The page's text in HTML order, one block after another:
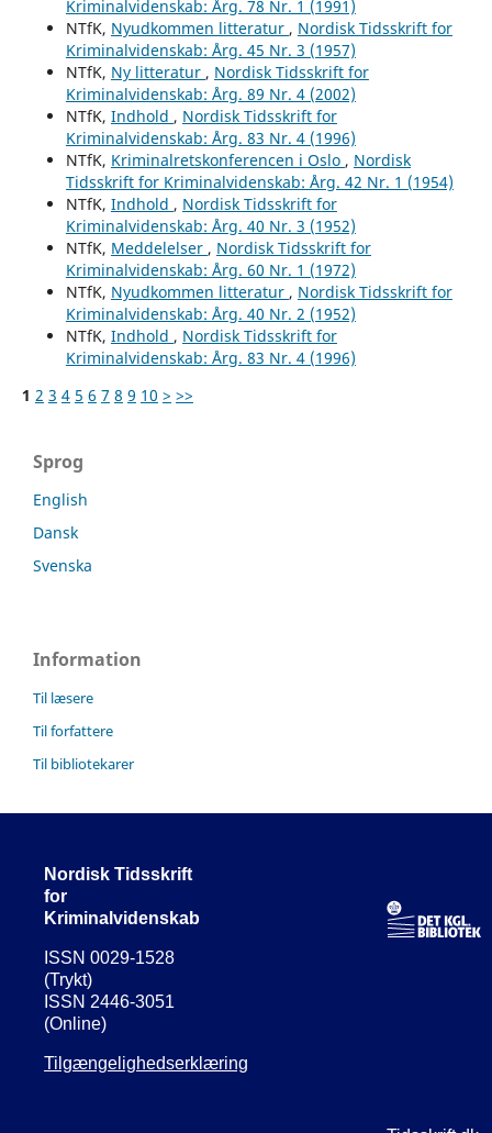
Kriminalvidenskab: Årg. 78 Nr. 1 (1991)
NTfK, Nyudkommen litteratur , Nordisk Tidsskrift for
Kriminalvidenskab: Årg. 45 Nr. 3 (1957)
NTfK, Ny litteratur , Nordisk Tidsskrift for
Kriminalvidenskab: Årg. 89 Nr. 4 (2002)
NTfK, Indhold , Nordisk Tidsskrift for
Kriminalvidenskab: Årg. 83 Nr. 4 (1996)
NTfK, Kriminalretskonferencen i Oslo , Nordisk
Tidsskrift for Kriminalvidenskab: Årg. 42 Nr. 1 (1954)
NTfK, Indhold , Nordisk Tidsskrift for
Kriminalvidenskab: Årg. 40 Nr. 3 (1952)
NTfK, Meddelelser , Nordisk Tidsskrift for
Kriminalvidenskab: Årg. 60 Nr. 1 (1972)
NTfK, Nyudkommen litteratur , Nordisk Tidsskrift for
Kriminalvidenskab: Årg. 40 Nr. 2 (1952)
NTfK, Indhold , Nordisk Tidsskrift for
Kriminalvidenskab: Årg. 83 Nr. 4 (1996)
1 2 3 4 5 6 7 8 9 10 > >>
Sprog
English
Dansk
Svenska
Information
Til læsere
Til forfattere
Til bibliotekarer
Nordisk Tidsskrift
for
Kriminalvidenskab
ISSN 0029-1528
(Trykt)
ISSN 2446-3051
(Online)
Tilgængelighedserklæring